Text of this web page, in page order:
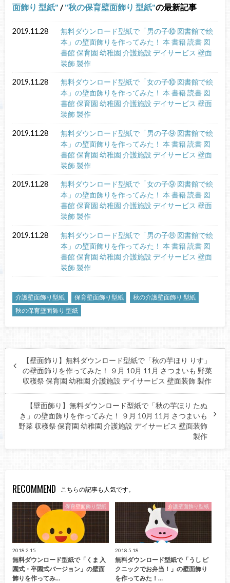
面飾り 型紙 / 秋の保育壁面飾り 型紙 の最新記事
2019.11.28
無料ダウンロード型紙で「男の子⑩ 図書館で絵
本」の壁面飾りを作ってみた！ 本 書籍 読書 図
書館 保育園 幼稚園 介護施設 デイサービス 壁面
装飾 製作
2019.11.28
無料ダウンロード型紙で「女の子⑩ 図書館で絵
本」の壁面飾りを作ってみた！ 本 書籍 読書 図
書館 保育園 幼稚園 介護施設 デイサービス 壁面
装飾 製作
2019.11.28
無料ダウンロード型紙で「男の子⑨ 図書館で絵
本」の壁面飾りを作ってみた！ 本 書籍 読書 図
書館 保育園 幼稚園 介護施設 デイサービス 壁面
装飾 製作
2019.11.28
無料ダウンロード型紙で「女の子⑨ 図書館で絵
本」の壁面飾りを作ってみた！ 本 書籍 読書 図
書館 保育園 幼稚園 介護施設 デイサービス 壁面
装飾 製作
2019.11.28
無料ダウンロード型紙で「男の子⑧ 図書館で絵
本」の壁面飾りを作ってみた！ 本 書籍 読書 図
書館 保育園 幼稚園 介護施設 デイサービス 壁面
装飾 製作
介護壁面飾り型紙 保育壁面飾り型紙
秋の介護壁面飾り 型紙
秋の保育壁面飾り 型紙
【壁面飾り】無料ダウンロード型紙で「秋の芋ほり りす」
の壁面飾りを作ってみた！ ９月 10月 11月 さつまいも 野菜
収穫祭 保育園 幼稚園 介護施設 デイサービス 壁面装飾 製作
【壁面飾り】無料ダウンロード型紙で「秋の芋ほり たぬ
き」の壁面飾りを作ってみた！ ９月 10月 11月 さつまいも
野菜 収穫祭 保育園 幼稚園 介護施設 デイサービス 壁面装飾
製作
RECOMMEND こちらの記事も人気です。
保育壁面飾り型紙
2018.2.15
無料ダウンロード型紙で「くま 入
園式・卒園式バージョン」の壁面
飾りを作ってみ…
介護壁面飾り型紙
2018.5.18
無料ダウンロード型紙で「うし ピ
クニックでお弁当！」の壁面飾り
を作ってみた！…